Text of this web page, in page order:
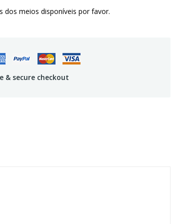
dos meios disponíveis por favor.
& secure checkout